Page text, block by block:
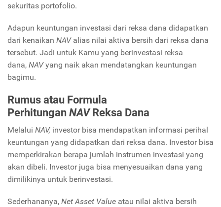
sekuritas portofolio.
Adapun keuntungan investasi dari reksa dana didapatkan
dari kenaikan NAV alias nilai aktiva bersih dari reksa dana
tersebut. Jadi untuk Kamu yang berinvestasi reksa
dana, NAV yang naik akan mendatangkan keuntungan
bagimu.
Rumus atau Formula
PerhitunganNAV Reksa Dana
Melalui NAV, investor bisa mendapatkan informasi perihal
keuntungan yang didapatkan dari reksa dana. Investor bisa
memperkirakan berapa jumlah instrumen investasi yang
akan dibeli. Investor juga bisa menyesuaikan dana yang
dimilikinya untuk berinvestasi.
Sederhananya, Net Asset Value atau nilai aktiva bersih